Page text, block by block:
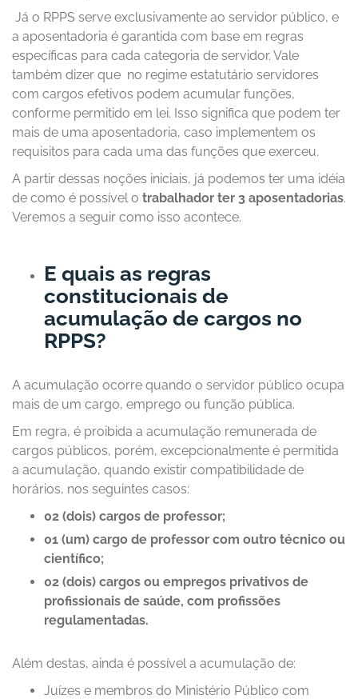
Já o RPPS serve exclusivamente ao servidor público, e
a aposentadoria é garantida com base em regras
específicas para cada categoria de servidor. Vale
também dizer que no regime estatutário servidores
com cargos efetivos podem acumular funções,
conforme permitido em lei. Isso significa que podem ter
mais de uma aposentadoria, caso implementem os
requisitos para cada uma das funções que exerceu.
A partir dessas noções iniciais, já podemos ter uma idéia
de como é possível o trabalhador ter 3 aposentadorias.
Veremos a seguir como isso acontece.
E quais as regras
constitucionais de
acumulação de cargos no
RPPS?
A acumulação ocorre quando o servidor público ocupa
mais de um cargo, emprego ou função pública.
Em regra, é proibida a acumulação remunerada de
cargos públicos, porém, excepcionalmente é permitida
a acumulação, quando existir compatibilidade de
horários, nos seguintes casos:
02 (dois) cargos de professor;
01 (um) cargo de professor com outro técnico ou
científico;
02 (dois) cargos ou empregos privativos de
profissionais de saúde, com profissões
regulamentadas.
Além destas, ainda é possível a acumulação de:
Juízes e membros do Ministério Público com